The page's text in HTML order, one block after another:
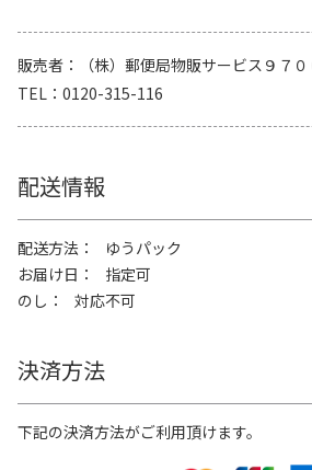
販売者
（株）郵便局物販サービス９７
TEL
0120-315-116
配送情報
配送方法
ゆうパック
お届け日
指定可
のし
対応不可
決済方法
下記の決済方法がご利用頂けます。